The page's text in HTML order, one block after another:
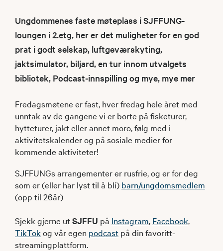
Ungdommenes faste møteplass i SJFFUNG-
loungen i 2.etg, her er det muligheter for en god
prat i godt selskap, luftgeværskyting,
jaktsimulator, biljard, en tur innom utvalgets
bibliotek, Podcast-innspilling og mye, mye mer
Fredagsmøtene er fast, hver fredag hele året med
unntak av de gangene vi er borte på fisketurer,
hytteturer, jakt eller annet moro, følg med i
aktivitetskalender og på sosiale medier for
kommende aktiviteter!
SJFFUNGs arrangementer er rusfrie, og er for deg
som er (eller har lyst til å bli) barn/ungdomsmedlem
(opp til 26år)
Sjekk gjerne utSJFFU på Instagram, Facebook,
TikTok og vår egen podcast på din favoritt-
streamingplattform.